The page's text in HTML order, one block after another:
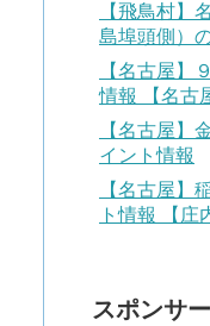
【飛鳥村】
島埠頭側）
【名古屋】
情報 【名古
【名古屋】
イント情報
【名古屋】
ト情報 【庄
スポンサ